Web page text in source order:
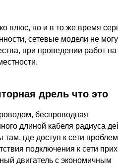
плюс, но и в то же время
сетевые модели не
при проведении работ
дрель что это
беспроводная
длиной кабеля радиуса
где доступ к сети
подключения к сети
двигатель с экономичным